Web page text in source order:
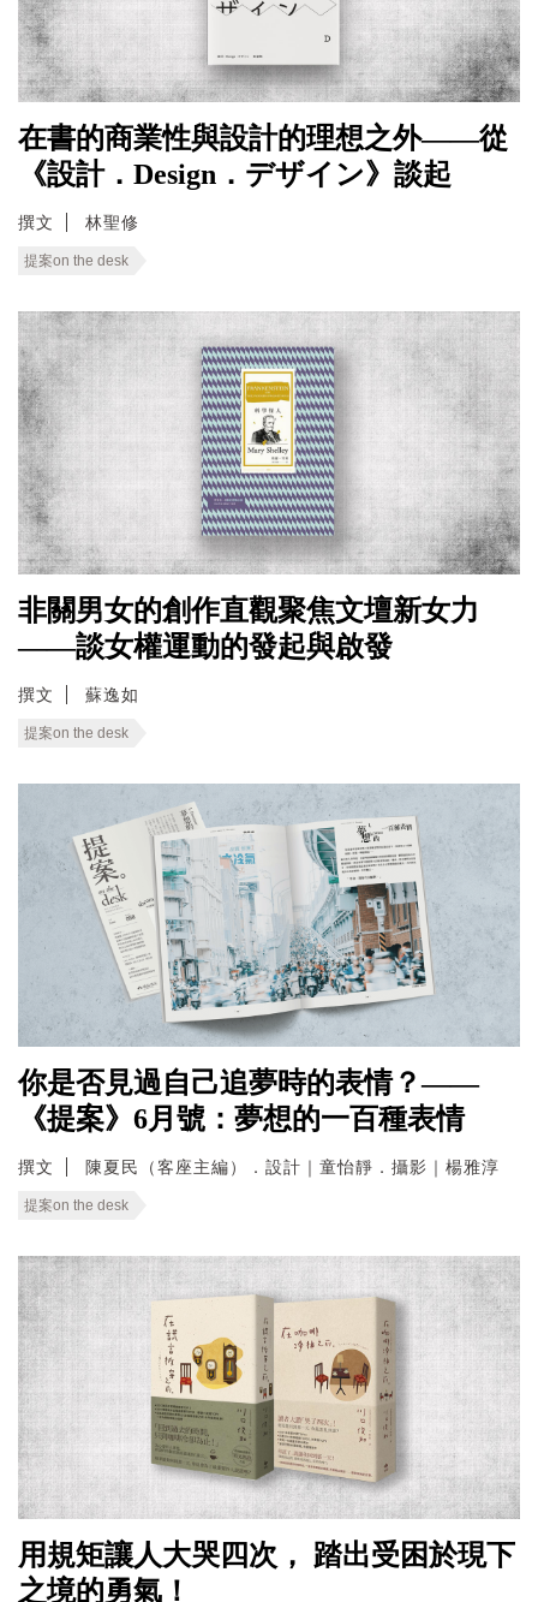
在書的商業性與設計的理想之外——從
《設計．Design．デザイン》談起
撰文 林聖修
提案on the desk
非關男女的創作直觀聚焦文壇新女力
——談女權運動的發起與啟發
撰文 蘇逸如
提案on the desk
你是否見過自己追夢時的表情？——
《提案》6月號：夢想的一百種表情
撰文 陳夏民（客座主編）．設計｜童怡靜．攝影｜楊雅淳
提案on the desk
用規矩讓人大哭四次， 踏出受困於現下
之境的勇氣！